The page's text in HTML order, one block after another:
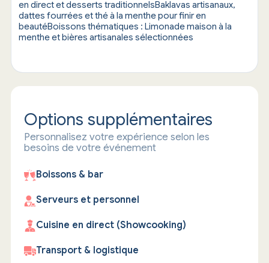
en direct et desserts traditionnelsBaklavas artisanaux,
dattes fourrées et thé à la menthe pour finir en
beautéBoissons thématiques : Limonade maison à la
menthe et bières artisanales sélectionnées
Options supplémentaires
Personnalisez votre expérience selon les
besoins de votre événement
Boissons & bar
Serveurs et personnel
Cuisine en direct (Showcooking)
Transport & logistique